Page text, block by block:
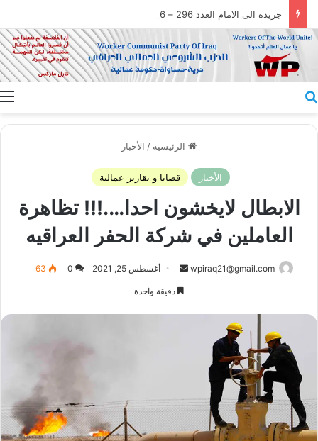
جريدة الى الامام العدد 296 – 28/07/2026
الرئيسية / الأخبار
الأخبار قضايا و تقارير عمالية
الابطال لايخشون احدا….!!! تظاهرة
العاملين في شركة الحفر العراقيه
wpiraq21@gmail.com
أرسل
بريدا
أغسطس 25, 2021 0
63
دقيقة واحدة